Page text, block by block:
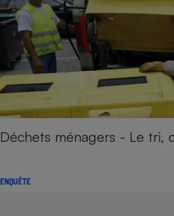
Déchets ménagers - Le tri,
ENQUÊTE